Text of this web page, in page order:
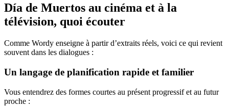
Día de Muertos au cinéma et à la
télévision, quoi écouter
Comme Wordy enseigne à partir d’extraits réels, voici ce qui revient
souvent dans les dialogues :
Un langage de planification rapide et familier
Vous entendrez des formes courtes au présent progressif et au futur
proche :